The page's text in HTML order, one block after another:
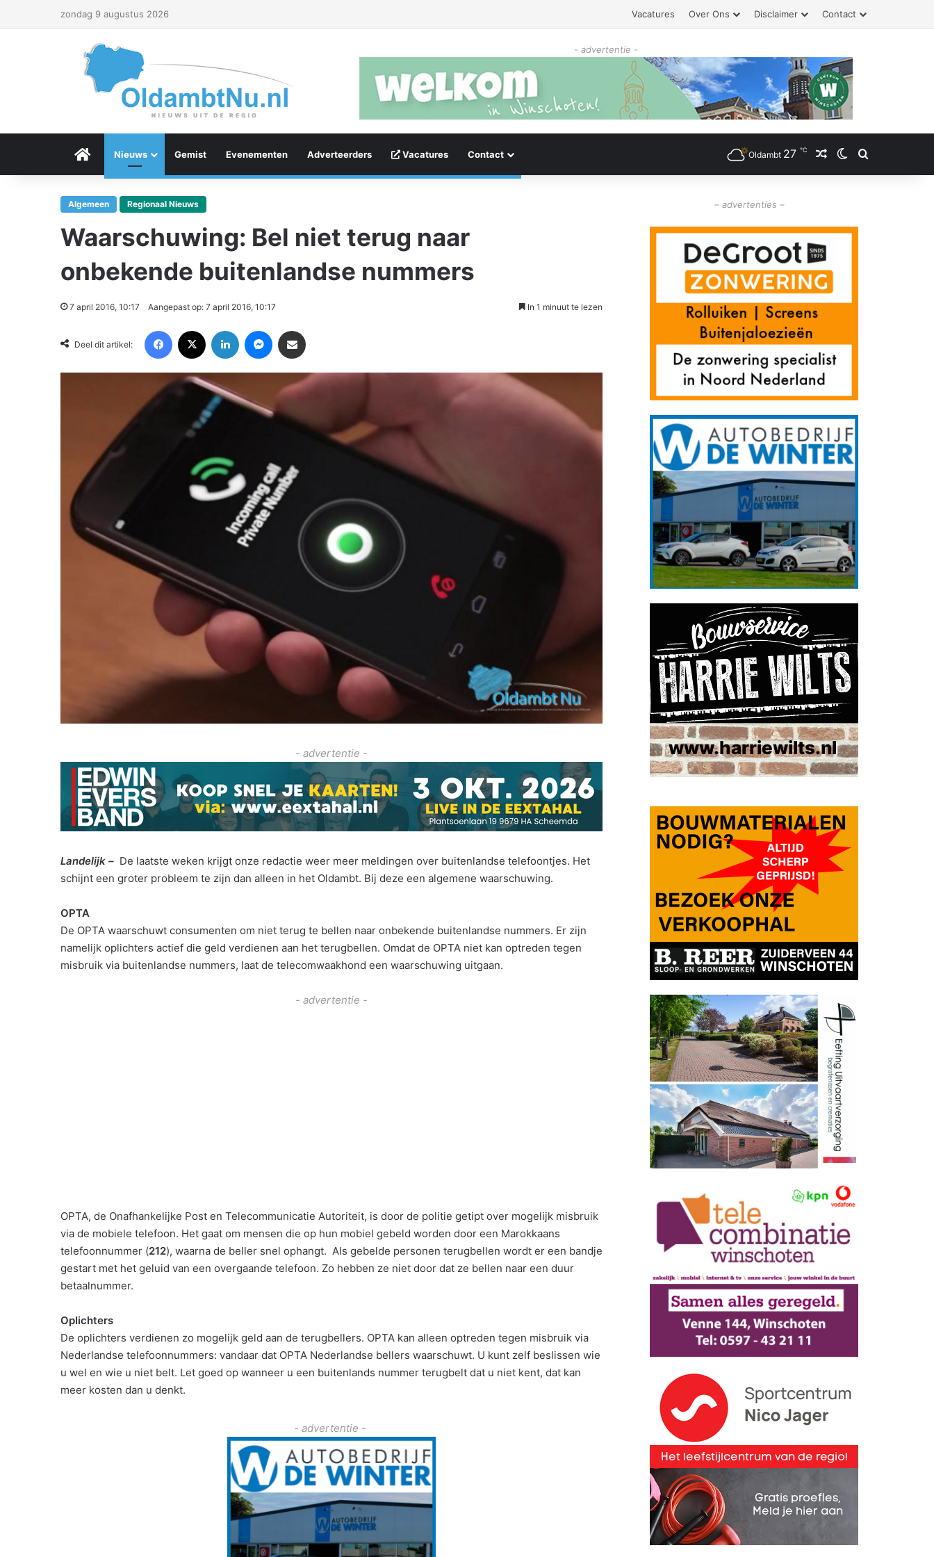
zondag 9 augustus 2026 Vacatures Over Ons Disclaimer Contact
- advertentie -
Menu Item
Nieuws Gemist Evenementen Adverteerders Vacatures Contact Oldambt 27 ℃ Willekeurig artikel
Switch skin
Zoeken
Algemeen Regionaal Nieuws
Waarschuwing: Bel niet terug naar
onbekende buitenlandse nummers
7 april 2016, 10:17 Aangepast op: 7 april 2016, 10:17 In 1 minuut te lezen
Deel dit artikel:
- advertentie -
Landelijk – De laatste weken krijgt onze redactie weer meer meldingen over buitenlandse telefoontjes. Het
schijnt een groter probleem te zijn dan alleen in het Oldambt. Bij deze een algemene waarschuwing.
OPTA
De OPTA waarschuwt consumenten om niet terug te bellen naar onbekende buitenlandse nummers. Er zijn
namelijk oplichters actief die geld verdienen aan het terugbellen. Omdat de OPTA niet kan optreden tegen
misbruik via buitenlandse nummers, laat de telecomwaakhond een waarschuwing uitgaan.
- advertentie -
OPTA, de Onafhankelijke Post en Telecommunicatie Autoriteit, is door de politie getipt over mogelijk misbruik
via de mobiele telefoon. Het gaat om mensen die op hun mobiel gebeld worden door een Marokkaans
telefoonnummer (212), waarna de beller snel ophangt. Als gebelde personen terugbellen wordt er een bandje
gestart met het geluid van een overgaande telefoon. Zo hebben ze niet door dat ze bellen naar een duur
betaalnummer.
Oplichters
De oplichters verdienen zo mogelijk geld aan de terugbellers. OPTA kan alleen optreden tegen misbruik via
Nederlandse telefoonnummers: vandaar dat OPTA Nederlandse bellers waarschuwt. U kunt zelf beslissen wie
u wel en wie u niet belt. Let goed op wanneer u een buitenlands nummer terugbelt dat u niet kent, dat kan
meer kosten dan u denkt.
- advertentie -
– advertenties –